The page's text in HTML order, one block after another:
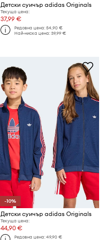
Детски суичър adidas Originals
Текуща цена:
37,99 €
Редовна цена:54,90 €
Най-ниска цена:39,99 €
-10%
Детски суичър adidas Originals
Текуща цена:
44,90 €
Редовна цена:49,90 €